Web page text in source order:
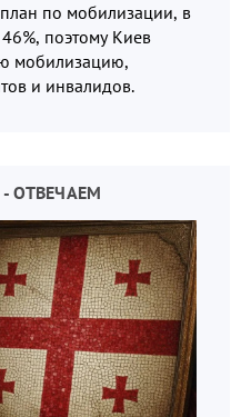
по мобилизации, в
поэтому Киев
мобилизацию,
и инвалидов.
ОТВЕЧАЕМ